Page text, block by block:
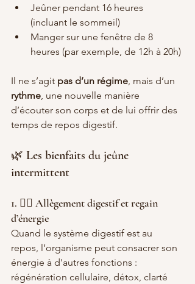
Jeûner pendant 16 heures
(incluant le sommeil)
Manger sur une fenêtre de 8
heures (par exemple, de 12h à 20h)
Il ne s’agit pas d’un régime, mais d’un
rythme, une nouvelle manière
d’écouter son corps et de lui offrir des
temps de repos digestif.
🌿 Les bienfaits du jeûne
intermittent
1. 🧘‍♀️ Allègement digestif et regain
d’énergie
Quand le système digestif est au
repos, l’organisme peut consacrer son
énergie à d'autres fonctions :
régénération cellulaire, détox, clarté